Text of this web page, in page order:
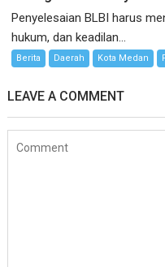
Penyelesaian BLBI harus
hukum, dan keadilan...
Berita Daerah Kota Medan
LEAVE A COMMENT